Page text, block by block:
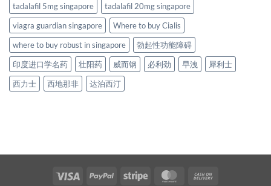
tadalafil 5mg singapore
tadalafil 20mg singapore
viagra guardian singapore
Where to buy Cialis
where to buy robust in singapore
勃起性功能障碍
印度进口学名药
壮阳药 威而钢 必利劲 早洩
犀利士
西力士
西地那非 达泊西汀
Visa PayPal Stripe MasterCard